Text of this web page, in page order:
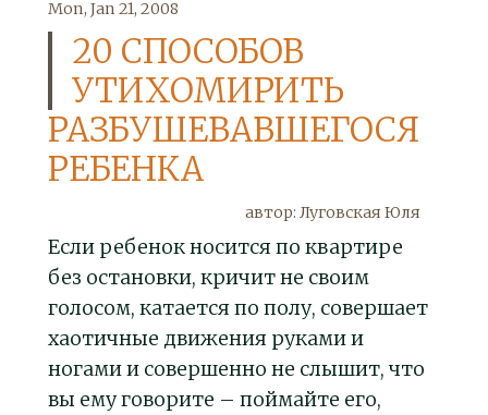
Mon, Jan 21, 2008
20 СПОСОБОВ
УТИХОМИРИТЬ
РАЗБУШЕВАВШЕГОСЯ
РЕБЕНКА
автор: Луговская Юля
Если ребенок носится по квартире
без остановки, кричит не своим
голосом, катается по полу, совершает
хаотичные движения руками и
ногами и совершенно не слышит, что
вы ему говорите – поймайте его,